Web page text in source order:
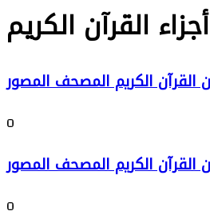
أجزاء القرآن الكريم
0
0